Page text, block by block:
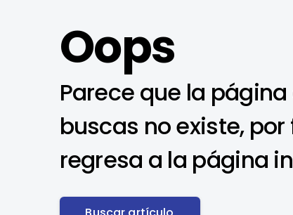
Oops
Parece que la
buscas no existe, por
regresa a la página